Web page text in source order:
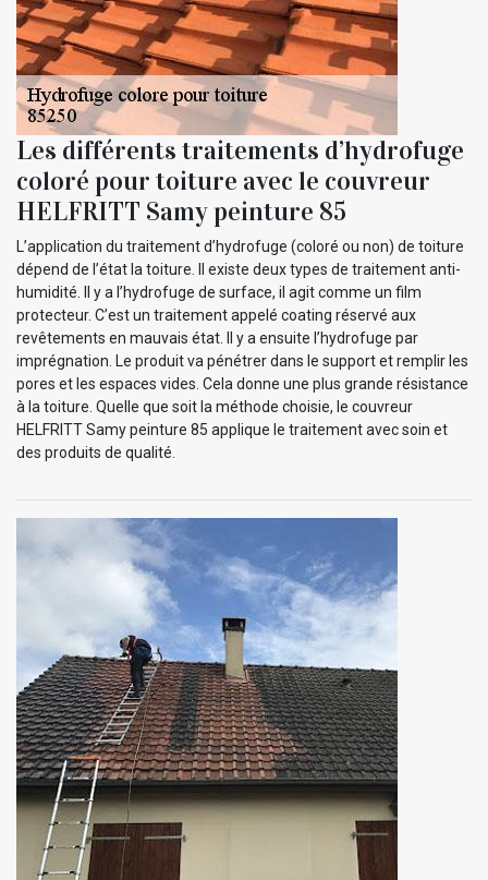
Les différents traitements d’hydrofuge
coloré pour toiture avec le couvreur
HELFRITT Samy peinture 85
L’application du traitement d’hydrofuge (coloré ou non) de toiture
dépend de l’état la toiture. Il existe deux types de traitement anti-
humidité. Il y a l’hydrofuge de surface, il agit comme un film
protecteur. C’est un traitement appelé coating réservé aux
revêtements en mauvais état. Il y a ensuite l’hydrofuge par
imprégnation. Le produit va pénétrer dans le support et remplir les
pores et les espaces vides. Cela donne une plus grande résistance
à la toiture. Quelle que soit la méthode choisie, le couvreur
HELFRITT Samy peinture 85 applique le traitement avec soin et
des produits de qualité.